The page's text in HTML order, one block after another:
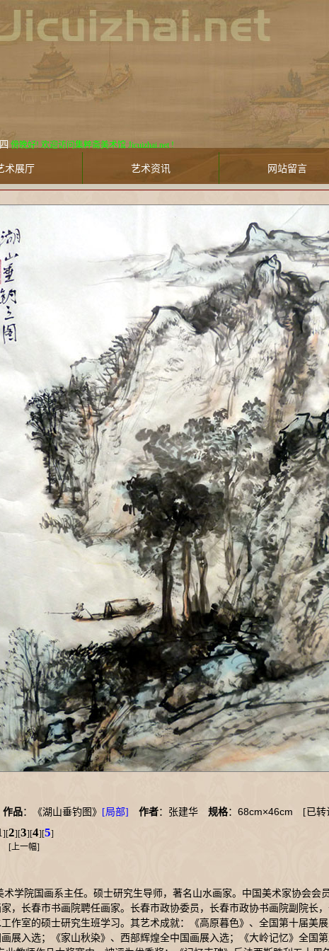
期四 傍晚好! 欢迎访问集粹斋美术馆 Jicuizhai.net !
术展厅 艺术资讯 网站留言
作品：《湖山垂钓图》 [局部] 作者：张建华 规格： 68cm×46cm [已转
][2][3][4][5]
[上一幅]
学院国画系主任。硕士研究生导师，著名山水画家。中国美术家协会会
，长春市书画院聘任画家。长春市政协委员，长春市政协书画院副院长
作室的硕士研究生班学习。其艺术成就：《高原暮色》、全国第十届美
画展入选；《家山秋染》、西部辉煌全中国画展入选；《大岭记忆》全国